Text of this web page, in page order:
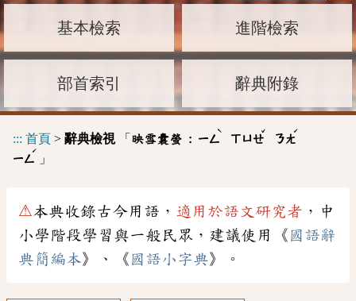
基本檢索 進階檢索
部首索引 辭典附錄
::: 首頁 > 辭典檢視「 映雪囊螢 : ㄧㄥ
ˋ
ㄒㄩㄝ
ˇ
ㄋㄤ
ˊ
ㄧㄥ
ˊ
」
⚠本典收錄古今用語， 適用於語文研究者 ，中
小學階段學習與一般民眾，建議使用《 國語辭
典簡編本》、《 國語小字典》。